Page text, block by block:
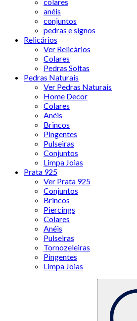
anéis
conjuntos
pedras e signos
Relicários
Ver Relicários
Colares
Pedras Soltas
Pedras Naturais
Ver Pedras Naturais
Home Decor
Colares
Anéis
Brincos
Pingentes
Pulseiras
Conjuntos
Limpa Joias
Prata 925
Ver Prata 925
Conjuntos
Brincos
Piercings
Colares
Anéis
Pulseiras
Tornozeleiras
Pingentes
Limpa Joias